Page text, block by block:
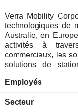
Verra Mobility
technologiques de
Australie, en
activités à
commerciaux, les
solutions de
et des infractions,
commerciales,
Employés
Secteur